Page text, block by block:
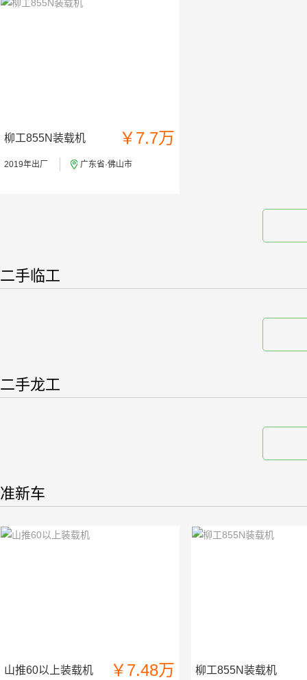
柳工855N装载机 ￥7.7万
2019年出厂 广东省·佛山市
二手临工
二手龙工
准新车
山推60以上装载机 ￥7.48万 柳工855N装载机